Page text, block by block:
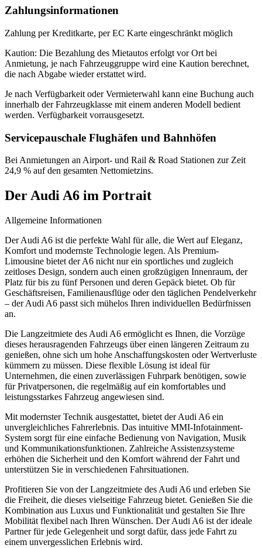
Zahlungsinformationen
Zahlung per Kreditkarte, per EC Karte eingeschränkt möglich
Kaution: Die Bezahlung des Mietautos erfolgt vor Ort bei
Anmietung, je nach Fahrzeuggruppe wird eine Kaution berechnet,
die nach Abgabe wieder erstattet wird.
Je nach Verfügbarkeit oder Vermieterwahl kann eine Buchung auch
innerhalb der Fahrzeugklasse mit einem anderen Modell bedient
werden. Verfügbarkeit vorrausgesetzt.
Servicepauschale Flughäfen und Bahnhöfen
Bei Anmietungen an Airport- und Rail & Road Stationen zur Zeit
24,9 % auf den gesamten Nettomietzins.
Der Audi A6 im Portrait
Allgemeine Informationen
Der Audi A6 ist die perfekte Wahl für alle, die Wert auf Eleganz,
Komfort und modernste Technologie legen. Als Premium-
Limousine bietet der A6 nicht nur ein sportliches und zugleich
zeitloses Design, sondern auch einen großzügigen Innenraum, der
Platz für bis zu fünf Personen und deren Gepäck bietet. Ob für
Geschäftsreisen, Familienausflüge oder den täglichen Pendelverkehr
– der Audi A6 passt sich mühelos Ihren individuellen Bedürfnissen
an.
Die Langzeitmiete des Audi A6 ermöglicht es Ihnen, die Vorzüge
dieses herausragenden Fahrzeugs über einen längeren Zeitraum zu
genießen, ohne sich um hohe Anschaffungskosten oder Wertverluste
kümmern zu müssen. Diese flexible Lösung ist ideal für
Unternehmen, die einen zuverlässigen Fuhrpark benötigen, sowie
für Privatpersonen, die regelmäßig auf ein komfortables und
leistungsstarkes Fahrzeug angewiesen sind.
Mit modernster Technik ausgestattet, bietet der Audi A6 ein
unvergleichliches Fahrerlebnis. Das intuitive MMI-Infotainment-
System sorgt für eine einfache Bedienung von Navigation, Musik
und Kommunikationsfunktionen. Zahlreiche Assistenzsysteme
erhöhen die Sicherheit und den Komfort während der Fahrt und
unterstützen Sie in verschiedenen Fahrsituationen.
Profitieren Sie von der Langzeitmiete des Audi A6 und erleben Sie
die Freiheit, die dieses vielseitige Fahrzeug bietet. Genießen Sie die
Kombination aus Luxus und Funktionalität und gestalten Sie Ihre
Mobilität flexibel nach Ihren Wünschen. Der Audi A6 ist der ideale
Partner für jede Gelegenheit und sorgt dafür, dass jede Fahrt zu
einem unvergesslichen Erlebnis wird.